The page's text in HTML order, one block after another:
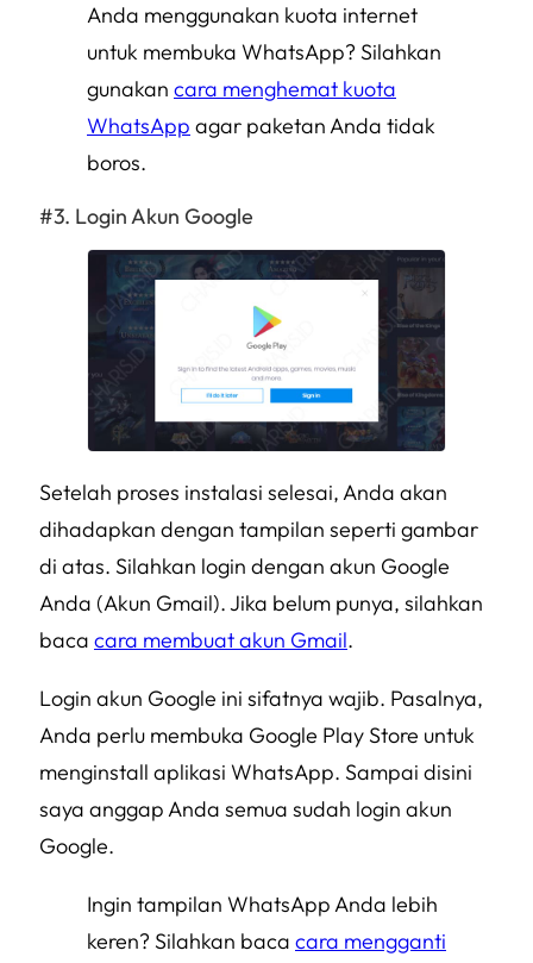
Anda menggunakan kuota internet
untuk membuka WhatsApp? Silahkan
gunakan cara menghemat kuota
WhatsApp agar paketan Anda tidak
boros.
Login Akun Google
Setelah proses instalasi selesai, Anda akan
dihadapkan dengan tampilan seperti gambar
di atas. Silahkan login dengan akun Google
Anda (Akun Gmail). Jika belum punya, silahkan
baca cara membuat akun Gmail.
Login akun Google ini sifatnya wajib. Pasalnya,
Anda perlu membuka Google Play Store untuk
menginstall aplikasi WhatsApp. Sampai disini
saya anggap Anda semua sudah login akun
Google.
Ingin tampilan WhatsApp Anda lebih
keren? Silahkan baca cara mengganti